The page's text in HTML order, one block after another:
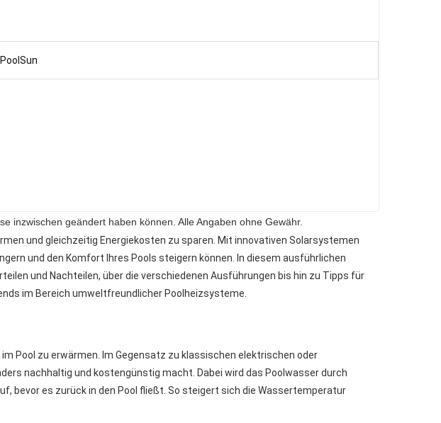
PoolSun
inzwischen geändert haben können. Alle Angaben ohne Gewähr.
und gleichzeitig Energiekosten zu sparen. Mit innovativen Solarsystemen
und den Komfort Ihres Pools steigern können. In diesem ausführlichen
und Nachteilen, über die verschiedenen Ausführungen bis hin zu Tipps für
im Bereich umweltfreundlicher Poolheizsysteme.
Pool zu erwärmen. Im Gegensatz zu klassischen elektrischen oder
nachhaltig und kostengünstig macht. Dabei wird das Poolwasser durch
bevor es zurück in den Pool fließt. So steigert sich die Wassertemperatur